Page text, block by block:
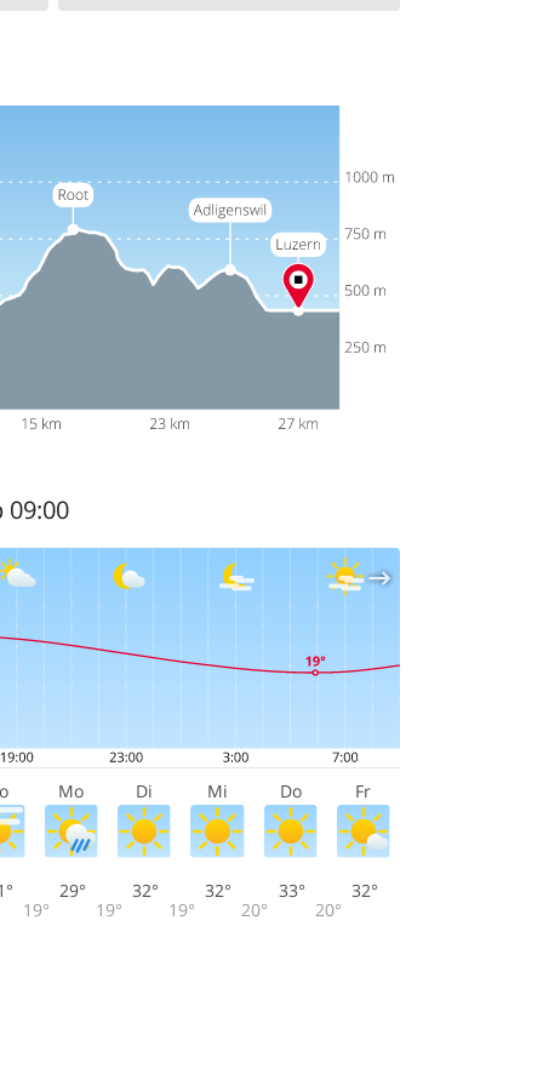
09:00
Mo Di Mi Do Fr
19°
29°
19°
32°
19°
32°
20°
33°
20°
32°